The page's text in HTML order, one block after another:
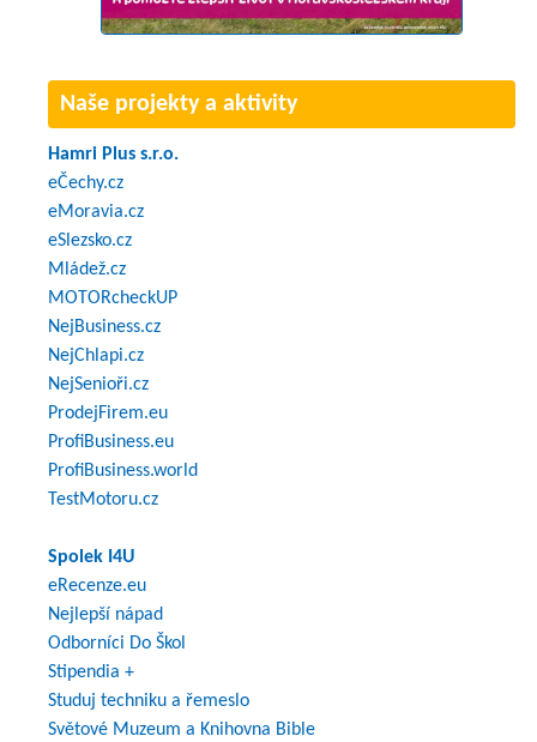
Naše projekty a aktivity
Hamri Plus s.r.o.
eČechy.cz
eMoravia.cz
eSlezsko.cz
Mládež.cz
MOTORcheckUP
NejBusiness.cz
NejChlapi.cz
NejSenioři.cz
ProdejFirem.eu
ProfiBusiness.eu
ProfiBusiness.world
TestMotoru.cz
Spolek I4U
eRecenze.eu
Nejlepší nápad
Odborníci Do Škol
Stipendia +
Studuj techniku a řemeslo
Světové Muzeum a Knihovna Bible